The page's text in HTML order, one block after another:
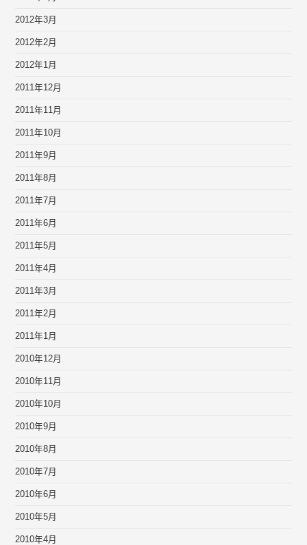
2012年3月
2012年2月
2012年1月
2011年12月
2011年11月
2011年10月
2011年9月
2011年8月
2011年7月
2011年6月
2011年5月
2011年4月
2011年3月
2011年2月
2011年1月
2010年12月
2010年11月
2010年10月
2010年9月
2010年8月
2010年7月
2010年6月
2010年5月
2010年4月